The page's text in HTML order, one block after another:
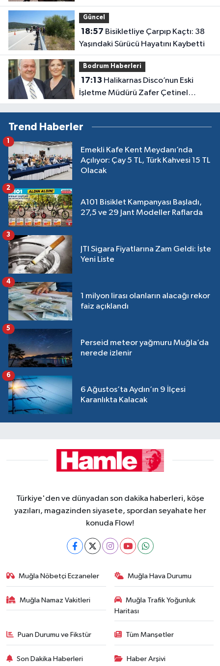
Seferberliği
Güncel
18:57
Yaşındaki Sürücü Hayatını Kaybetti
Bodrum Haberleri
17:13
İşletme Müdürü Zafer Çetinel
Hayatını Kaybetti
Trend Haberler
Emekli Kafe Kent Meydanı’nda
Açılıyor: Çay 5 TL, Türk Kahvesi 15 TL
Olacak
1
A101 Bisiklet Kampanyası Başladı,
27,5 ve 29 Jant Modeller Raflarda
2
JTI Sigara Fiyatlarına Zam Geldi: İşte
Yeni Liste
3
1 milyon lirası olanların alacağı rekor
faiz açıklandı
4
Perseid meteor yağmuru Muğla’da
nerede izlenir
5
6 Ağustos’ta Aydın’ın 9 İlçesi
Karanlıkta Kalacak
6
Türkiye'den ve dünyadan son dakika haberleri, köşe
yazıları, magazinden siyasete, spordan seyahate her
konuda Flow!
Muğla Nöbetçi Eczaneler Muğla Hava Durumu
Muğla Namaz Vakitleri
Muğla Trafik Yoğunluk
Haritası
Puan Durumu ve Fikstür Tüm Manşetler
Son Dakika Haberleri Haber Arşivi